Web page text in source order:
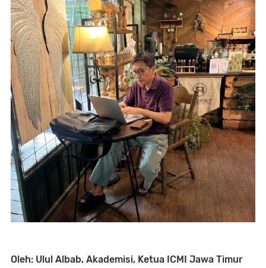
Oleh: Ulul Albab, Akademisi, Ketua ICMI Jawa Timur